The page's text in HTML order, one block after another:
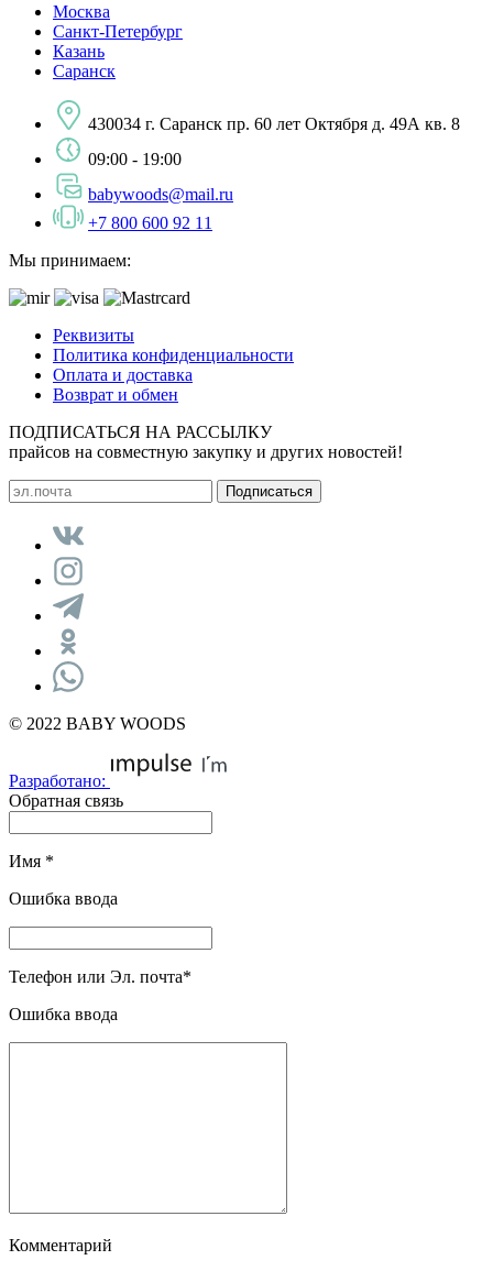
Москва
Санкт-Петербург
Казань
Саранск
430034 г. Саранск пр. 60 лет Октября д. 49А кв. 8
09:00 - 19:00
babywoods@mail.ru
+7 800 600 92 11
Мы принимаем:
Реквизиты
Политика конфиденциальности
Оплата и доставка
Возврат и обмен
ПОДПИСАТЬСЯ НА РАССЫЛКУ
прайсов на совместную закупку и других новостей!
© 2022 BABY WOODS
Разработано:
Обратная связь
Имя *
Ошибка ввода
Телефон или Эл. почта*
Ошибка ввода
Комментарий